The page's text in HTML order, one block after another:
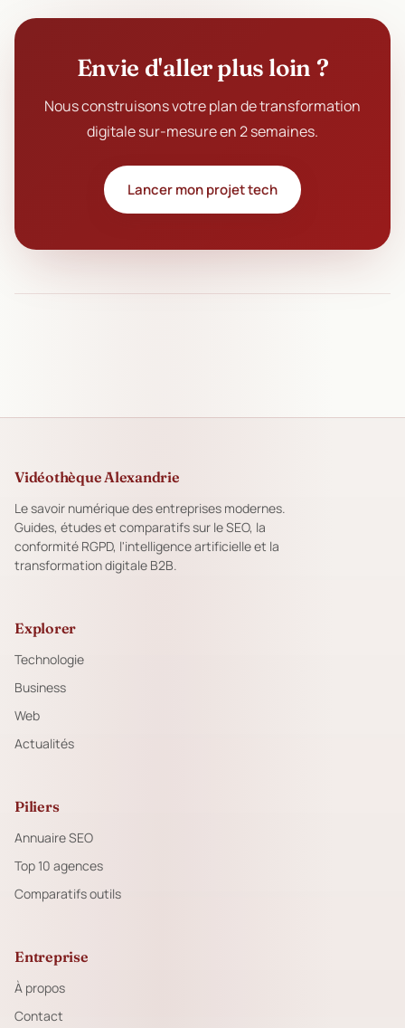
Envie d'aller plus loin ?
Nous construisons votre plan de transformation
digitale sur-mesure en 2 semaines.
Lancer mon projet tech
Vidéothèque Alexandrie
Le savoir numérique des entreprises modernes.
Guides, études et comparatifs sur le SEO, la
conformité RGPD, l'intelligence artificielle et la
transformation digitale B2B.
Explorer
Technologie
Business
Web
Actualités
Piliers
Annuaire SEO
Top 10 agences
Comparatifs outils
Entreprise
À propos
Contact